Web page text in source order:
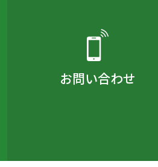
お問い合わせ